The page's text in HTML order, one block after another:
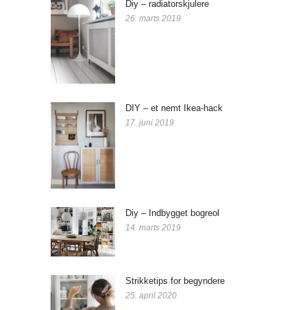
Diy – radiatorskjulere
26. marts 2019
DIY – et nemt Ikea-hack
17. juni 2019
Diy – Indbygget bogreol
14. marts 2019
Strikketips for begyndere
25. april 2020